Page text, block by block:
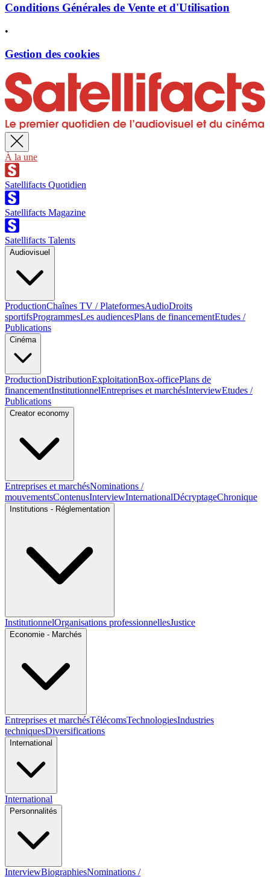
Conditions Générales de Vente et d'Utilisation
•
Gestion des cookies
À la une
Satellifacts Quotidien
Satellifacts Magazine
Satellifacts Talents
Audiovisuel
ProductionChaînes TV / PlateformesAudioDroits
sportifsProgrammesLes audiencesPlans de financementEtudes /
Publications
Cinéma
ProductionDistributionExploitationBox-officePlans de
financementInstitutionnelEntreprises et marchésInterviewEtudes /
Publications
Creator economy
Entreprises et marchésNominations /
mouvementsContenusInterviewInternationalDécryptageChronique
Institutions - Réglementation
InstitutionnelOrganisations professionnellesJustice
Economie - Marchés
Entreprises et marchésTélécomsTechnologiesIndustries
techniquesDiversifications
International
International
Personnalités
InterviewBiographiesNominations /